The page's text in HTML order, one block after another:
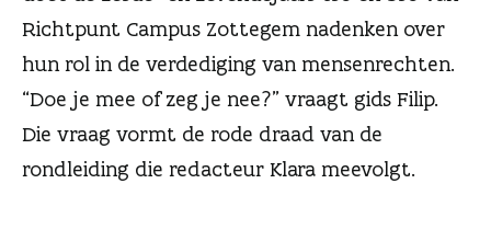
Richtpunt Campus Zottegem nadenken over
hun rol in de verdediging van mensenrechten.
“Doe je mee of zeg je nee?” vraagt gids Filip.
Die vraag vormt de rode draad van de
rondleiding die redacteur Klara meevolgt.